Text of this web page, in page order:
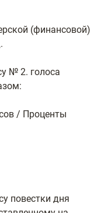
(финансовой)
№ 2. голоса
/ Проценты
повестки дня